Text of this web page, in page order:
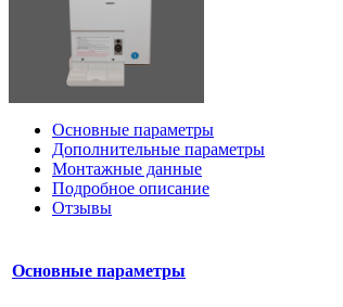
Основные параметры
Дополнительные параметры
Монтажные данные
Подробное описание
Отзывы
Основные параметры